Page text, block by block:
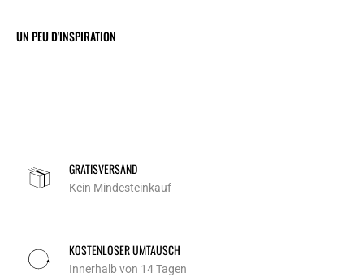
UN PEU D'INSPIRATION
GRATISVERSAND
Kein Mindesteinkauf
KOSTENLOSER UMTAUSCH
Innerhalb von 14 Tagen